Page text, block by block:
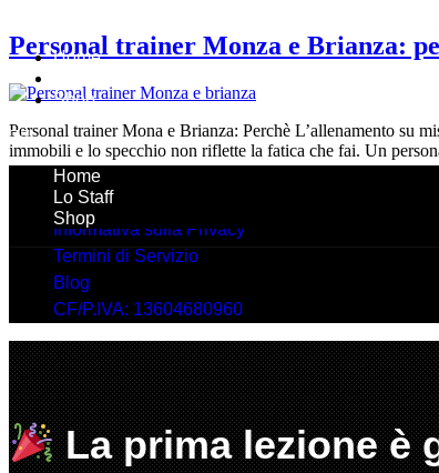
al
contenutoHome
Shop
Home
Lo Staff
Shop
Personal trainer Monza e Brianza:
Personal trainer Mona e Brianza: Perchè L’allenamento su
immobili e lo specchio non riflette la fatica che fai. Un
Informativa sulla Privacy
Termini di Servizio
Blog
CF/P.IVA: 13604680960
La prima lezione è